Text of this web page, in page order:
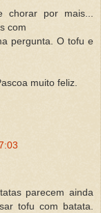
chorar por mais...
com
pergunta. O tofu e
muito feliz.
parecem ainda
tofu com batata.